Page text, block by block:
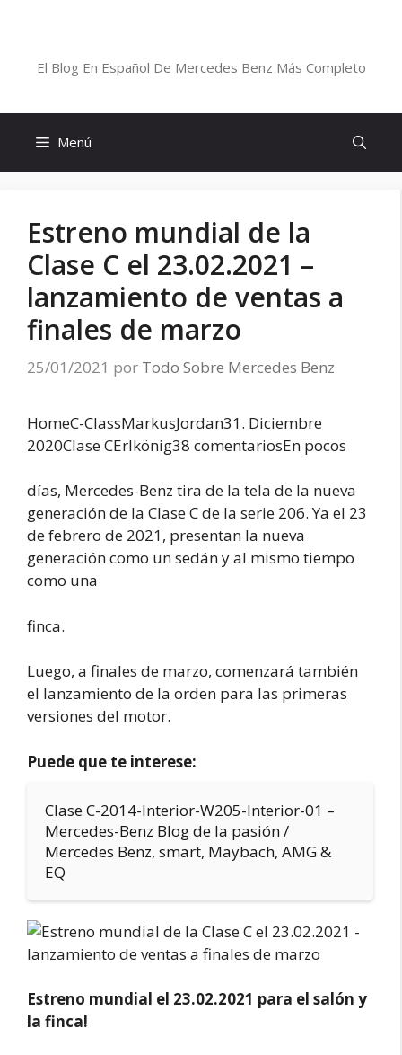
El Blog En Español De Mercedes Benz Más Completo
Menú
Estreno mundial de la
Clase C el 23.02.2021 –
lanzamiento de ventas a
finales de marzo
25/01/2021 por Todo Sobre Mercedes Benz
HomeC-ClassMarkusJordan31. Diciembre
2020Clase CErlkönig38 comentariosEn pocos
días, Mercedes-Benz tira de la tela de la nueva
generación de la Clase C de la serie 206. Ya el 23
de febrero de 2021, presentan la nueva
generación como un sedán y al mismo tiempo
como una
finca.
Luego, a finales de marzo, comenzará también
el lanzamiento de la orden para las primeras
versiones del motor.
Puede que te interese:
Clase C-2014-Interior-W205-Interior-01 –
Mercedes-Benz Blog de la pasión /
Mercedes Benz, smart, Maybach, AMG &
EQ
Estreno mundial el 23.02.2021 para el salón y
la finca!